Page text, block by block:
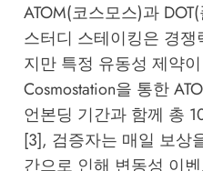
ATOM(코스모스)과
스터디 스테이킹은 경
지만 특정 유동성 제약
Cosmostation을 통한
언본딩 기간과 함께 총
[3], 검증자는 매일 보상
간으로 인해 변동성 이